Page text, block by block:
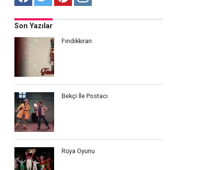
Son Yazılar
Fındıkkıran
Bekçi İle Postacı
Rüya Oyunu